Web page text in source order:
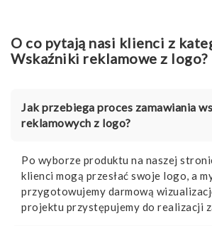
O co pytają nasi klienci z
Wskaźniki reklamowe z logo?
Jak przebiega proces zamawiania
reklamowych z logo?
Po wyborze produktu na naszej
klienci mogą przesłać swoje logo, a
przygotowujemy darmową
projektu przystępujemy do realizacji